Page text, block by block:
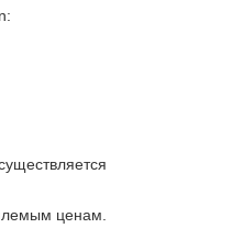
ценам.